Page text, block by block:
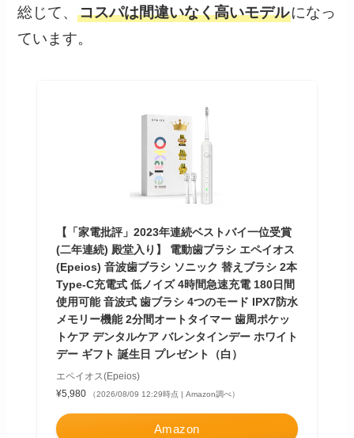
総じて、コスパは間違いなく高いモデルになっ
ています。
【「家電批評」2023年連続ベストバイ一位受賞
(二年連続) 殿堂入り】 電動歯ブラシ エペイオス
(Epeios) 音波歯ブラシ ソニック 替えブラシ 2本
Type-C充電式 低ノイズ 4時間急速充電 180日間
使用可能 音波式 歯ブラシ 4つのモード IPX7防水
メモリー機能 2分間オートタイマー 歯周ポケッ
トケア デンタルケア バレンタインデー ホワイト
デー ギフト 誕生日 プレゼント（白）
エペイオス(Epeios)
¥5,980
（2026/08/09 12:29時点 | Amazon調べ）
Amazon